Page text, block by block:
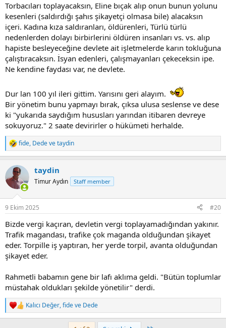
Torbacıları toplayacaksın, Eline bıçak alıp onun bunun yolunu
kesenleri (saldırdığı şahıs şikayetçi olmasa bile) alacaksın
içeri. Kadına kıza saldıranları, öldürenleri, Türlü türlü
nedenlerden dolayı birbirlerini öldüren insanları vs. vs. alıp
hapiste besleyeceğine devlete ait işletmelerde karın tokluğuna
çalıştıracaksın. İsyan edenleri, çalışmayanları çekeceksin ipe.
Ne kendine faydası var, ne devlete.
Dur lan 100 yıl ileri gittim. Yarısını geri alayım.
Bir yönetim bunu yapmayı bırak, çıksa ulusa seslense ve dese
ki "yukarıda saydığım hususları yarından itibaren devreye
sokuyoruz." 2 saate devirirler o hükümeti herhalde.
R
e
c
t
i
s
fide, Dedevetaydin
taydin
Timur Aydın Staff member
9 Ekim 2025 #20
Bizde vergi kaçıran, devletin vergi toplayamadığından yakınır.
Trafik magandası, trafike çok maganda olduğundan şikayet
eder. Torpille iş yaptıran, her yerde torpil, avanta olduğundan
şikayet eder.
Rahmetli babamın gene bir lafı aklıma geldi. "Bütün toplumlar
müstahak oldukları şekilde yönetilir" derdi.
R
e
Kalıcı Değer,fideve Dede